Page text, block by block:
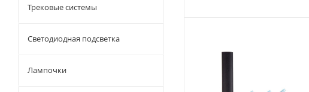
Трековые системы
Светодиодная подсветка
Лампочки